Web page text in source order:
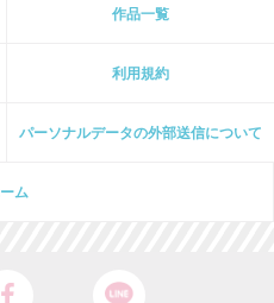
作品一覧
利用規約
パーソナルデータの外部送信について
ム